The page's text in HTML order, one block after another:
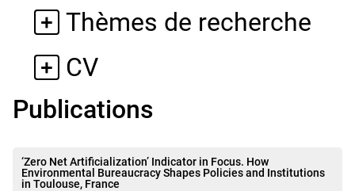
Thèmes de recherche
CV
Publications
‘Zero Net Artificialization’ Indicator in Focus. How
Environmental Bureaucracy Shapes Policies and Institutions
in Toulouse, France